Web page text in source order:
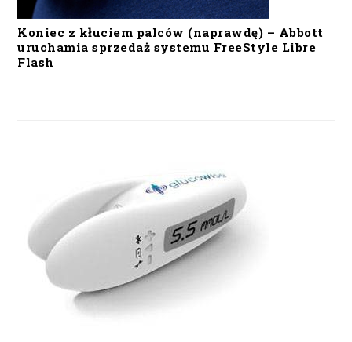
Koniec z kłuciem palców (naprawdę) – Abbott
uruchamia sprzedaż systemu FreeStyle Libre
Flash